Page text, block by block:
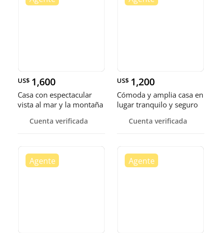
US$ 1,600
Casa con espectacular
vista al mar y la montaña
Cuenta verificada
US$ 1,200
Cómoda y amplia casa en
lugar tranquilo y seguro
Cuenta verificada